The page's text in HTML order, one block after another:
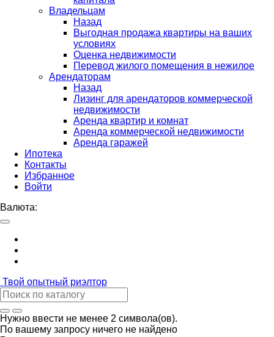
Владельцам
Назад
Выгодная продажа квартиры на ваших
условиях
Оценка недвижимости
Перевод жилого помещения в нежилое
Арендаторам
Назад
Лизинг для арендаторов коммерческой
недвижимости
Аренда квартир и комнат
Аренда коммерческой недвижимости
Аренда гаражей
Ипотека
Контакты
Избранное
Войти
Валюта:
Твой опытный риэлтор
Нужно ввести не менее 2 символа(ов).
По вашему запросу ничего не найдено